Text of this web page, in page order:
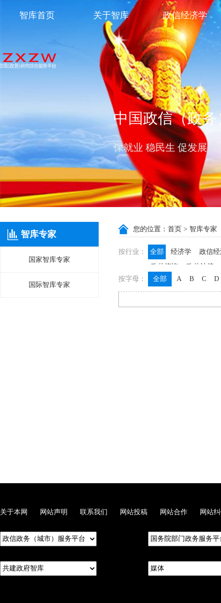
中国政信（政
保就业 稳民生 促发展
智库首页 关于智库 政信经济学
智库专家
国家智库专家
国际智库专家
您的位置： 首页 > 智库专家
按行业： 全部 经济学
政信
政信咨询
政信法律
按字母：
全部 A B C D
关于本网 网站声明 联系我们 网站投稿 网站合作 网站